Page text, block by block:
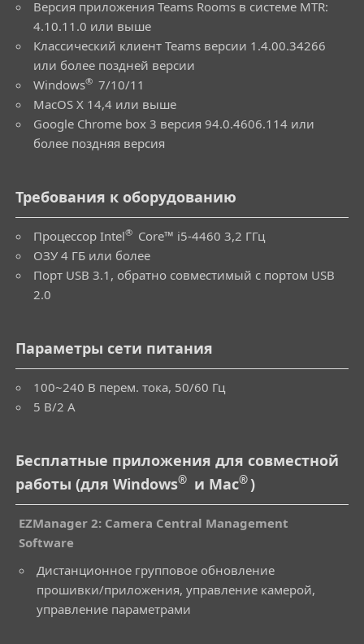
Версия приложения Teams Rooms в системе MTR:
4.10.11.0 или выше
Классический клиент Teams версии 1.4.00.34266
или более поздней версии
Windows® 7/10/11
MacOS X 14,4 или выше
Google Chrome box 3 версия 94.0.4606.114 или
более поздняя версия
Требования к оборудованию
Процессор Intel® Core™ i5-4460 3,2 ГГц
ОЗУ 4 ГБ или более
Порт USB 3.1, обратно совместимый с портом USB
2.0
Параметры сети питания
100~240 В перем. тока, 50/60 Гц
5 В/2 А
Бесплатные приложения для совместной
работы (для Windows® и Mac®)
EZManager 2: Camera Central Management
Software
Дистанционное групповое обновление
прошивки/приложения, управление камерой,
управление параметрами